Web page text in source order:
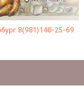
8(981)140-25-69